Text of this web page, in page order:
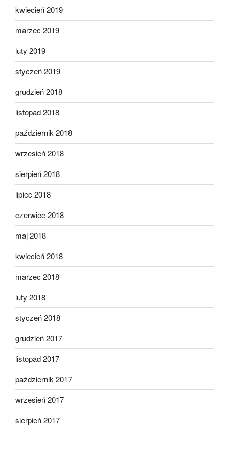
kwiecień 2019
marzec 2019
luty 2019
styczeń 2019
grudzień 2018
listopad 2018
październik 2018
wrzesień 2018
sierpień 2018
lipiec 2018
czerwiec 2018
maj 2018
kwiecień 2018
marzec 2018
luty 2018
styczeń 2018
grudzień 2017
listopad 2017
październik 2017
wrzesień 2017
sierpień 2017